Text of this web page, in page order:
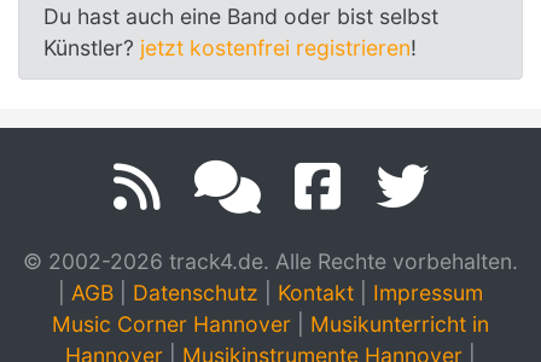
Du hast auch eine Band oder bist selbst
Künstler? jetzt kostenfrei registrieren!
© 2002-2026 track4.de. Alle Rechte vorbehalten.
AGB Datenschutz Kontakt
Impressum
Music Corner Hannover
Musikunterricht in
Hannover
Musikinstrumente Hannover